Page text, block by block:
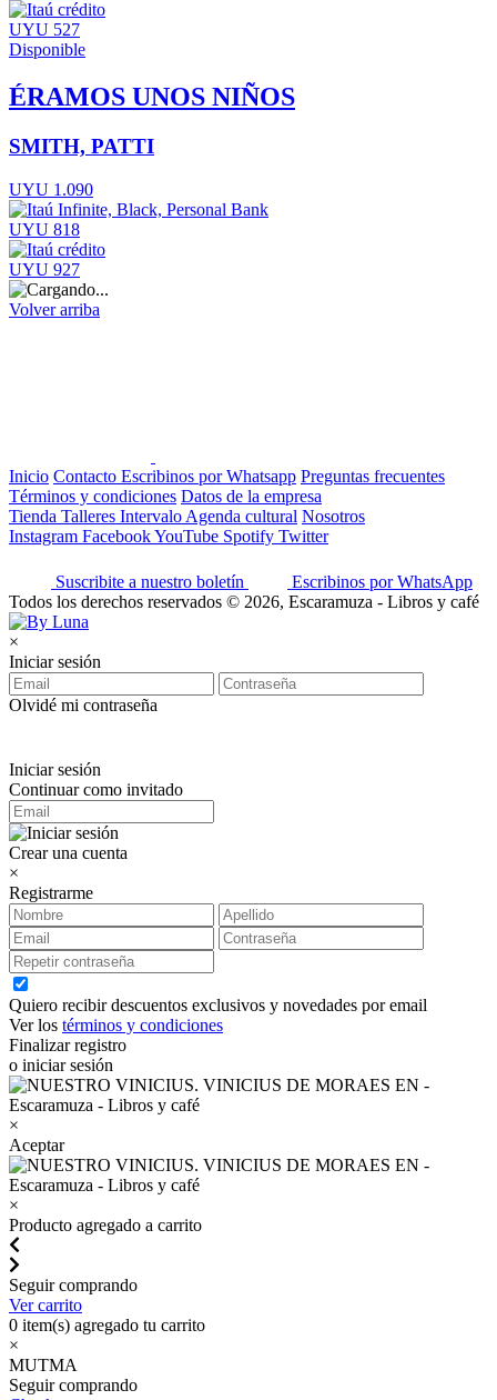
UYU 527
Disponible
ÉRAMOS UNOS NIÑOS
SMITH, PATTI
UYU 1.090
UYU 818
UYU 927
Volver arriba
Inicio Contacto Escribinos por Whatsapp Preguntas frecuentes
Términos y condiciones Datos de la empresa
Tienda Talleres Intervalo Agenda cultural Nosotros
Instagram FacebookYouTube Spotify Twitter
Suscribite a nuestro boletín
Escribinos por WhatsApp
Todos los derechos reservados © 2026, Escaramuza - Libros y café
×
Iniciar sesión
Olvidé mi contraseña
Iniciar sesión
Continuar como invitado
Crear una cuenta
×
Registrarme
Quiero recibir descuentos exclusivos y novedades por email
Ver los términos y condiciones
Finalizar registro
o iniciar sesión
×
Aceptar
×
Producto agregado a carrito
Seguir comprando
Ver carrito
0 item(s) agregado tu carrito
×
MUTMA
Seguir comprando